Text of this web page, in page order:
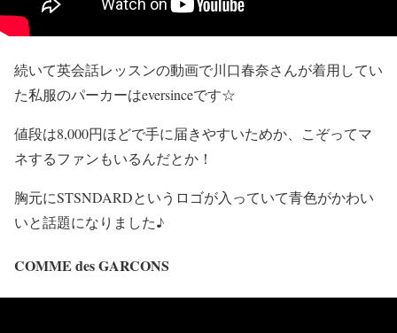
続いて英会話レッスンの動画で川口春奈さんが着用してい
た私服のパーカーはeversinceです☆
値段は8,000円ほどで手に届きやすいためか、こぞってマ
ネするファンもいるんだとか！
胸元にSTSNDARDというロゴが入っていて青色がかわい
いと話題になりました♪
COMME des GARCONS